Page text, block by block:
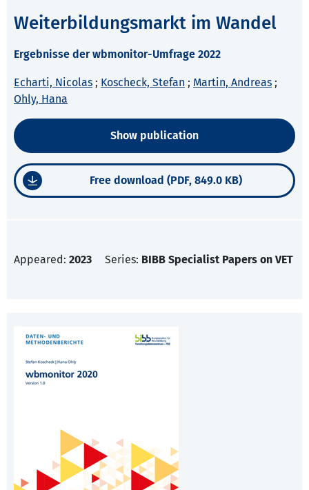
Weiterbildungsmarkt im Wandel
Ergebnisse der wbmonitor-Umfrage 2022
Echarti, Nicolas ; Koscheck, Stefan ; Martin, Andreas ;
Ohly, Hana
Show publication
Free download (PDF, 849.0 KB)
Appeared: 2023 Series: BIBB Specialist Papers on VET